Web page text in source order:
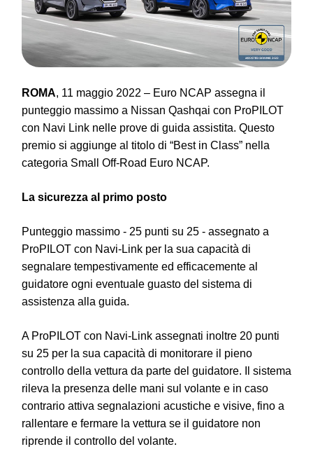
ROMA, 11 maggio 2022 – Euro NCAP assegna il
punteggio massimo a Nissan Qashqai con ProPILOT
con Navi Link nelle prove di guida assistita. Questo
premio si aggiunge al titolo di “Best in Class” nella
categoria Small Off-Road Euro NCAP.
La sicurezza al primo posto
Punteggio massimo - 25 punti su 25 - assegnato a
ProPILOT con Navi-Link per la sua capacità di
segnalare tempestivamente ed efficacemente al
guidatore ogni eventuale guasto del sistema di
assistenza alla guida.
A ProPILOT con Navi-Link assegnati inoltre 20 punti
su 25 per la sua capacità di monitorare il pieno
controllo della vettura da parte del guidatore. Il sistema
rileva la presenza delle mani sul volante e in caso
contrario attiva segnalazioni acustiche e visive, fino a
rallentare e fermare la vettura se il guidatore non
riprende il controllo del volante.